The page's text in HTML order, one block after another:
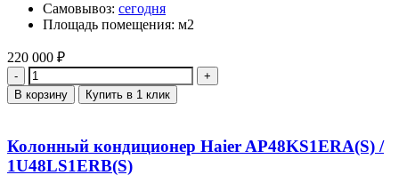
Самовывоз: сегодня
Площадь помещения: м2
220 000 ₽
Количество
В корзину Купить в 1 клик
Колонный кондиционер Haier AP48KS1ERA(S) /
1U48LS1ERB(S)